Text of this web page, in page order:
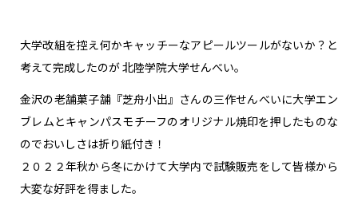
大学改組を控え何かキャッチーなアピールツールがないか？と
考えて完成したのが 北陸学院大学せんべい。
金沢の老舗菓子舗『芝舟小出』さんの三作せんべいに大学エン
ブレムとキャンパスモチーフのオリジナル焼印を押したものな
のでおいしさは折り紙付き！
２０２２年秋から冬にかけて大学内で試験販売をして皆様から
大変な好評を得ました。